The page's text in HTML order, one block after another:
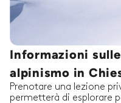
Informazioni
alpinismo in
Prenotare una lezione
permetterà di esplorare